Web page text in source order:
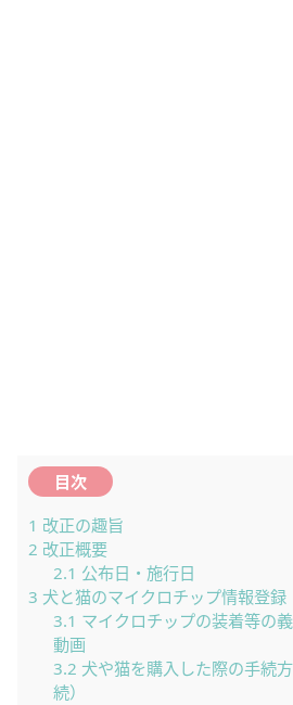
目次
1 改正の趣旨
2 改正概要
2.1 公布日・施行日
3 犬と猫のマイクロチップ情報登録
3.1 マイクロチップの装着等の
動画
3.2 犬や猫を購入した際の手続
続）